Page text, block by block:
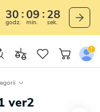
30
godz.
09
min.
27
sek.
ver2